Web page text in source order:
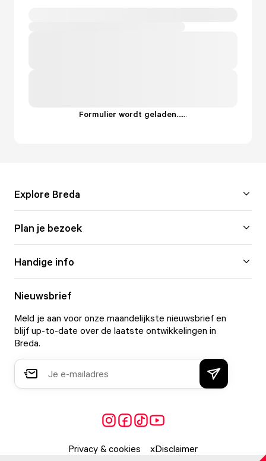
Formulier wordt geladen......
Explore Breda
Plan je bezoek
Handige info
Nieuwsbrief
Meld je aan voor onze maandelijkste nieuwsbrief en
blijf up-to-date over de laatste ontwikkelingen in
Breda.
Privacy & cookies Disclaimer